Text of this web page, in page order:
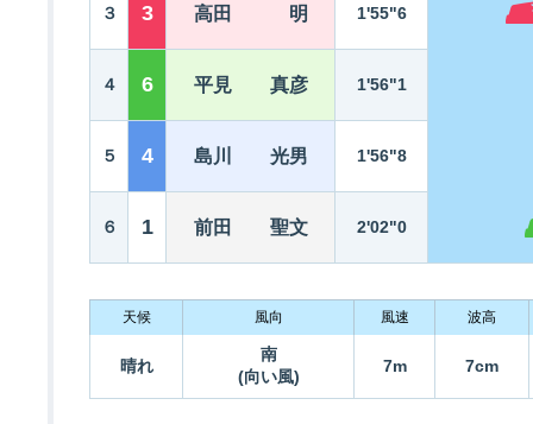
３ 3 高田 明 1'55"6
４ 6 平見 真彦 1'56"1
５ 4 島川 光男 1'56"8
６ 1 前田 聖文 2'02"0
天候 風向 風速 波高
晴れ
南
(向い風)
7m 7cm